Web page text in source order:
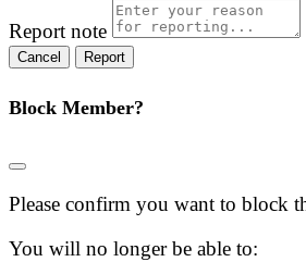
Report note
Report
Block Member?
Please confirm you want to block
You will no longer be able to: